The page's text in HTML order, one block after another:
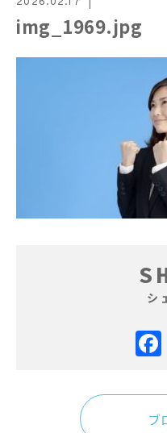
img_1969.jpg
シ
ブ